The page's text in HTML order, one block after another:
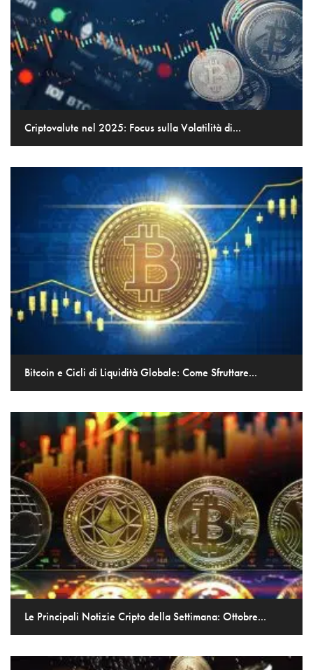
Criptovalute nel 2025: Focus sulla Volatilità di...
Bitcoin e Cicli di Liquidità Globale: Come Sfruttare...
Le Principali Notizie Cripto della Settimana: Ottobre...